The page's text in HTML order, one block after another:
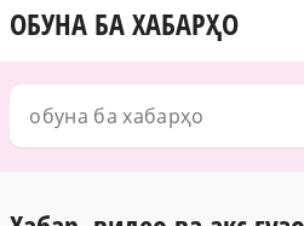
ОБУНА БА ХАБАРҲО